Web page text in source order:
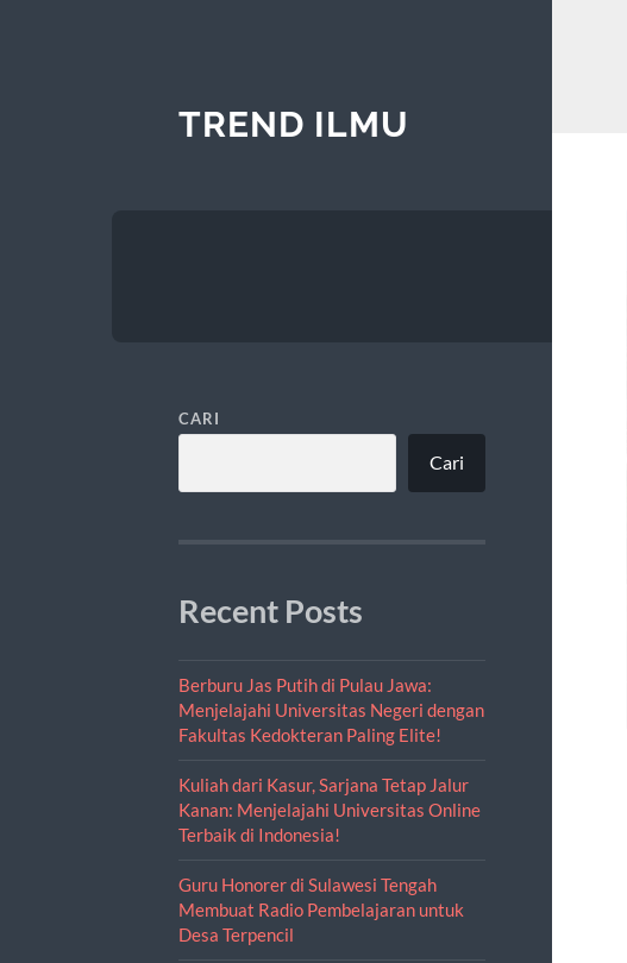
TREND ILMU
CARI
Cari
Recent Posts
Berburu Jas Putih di Pulau Jawa:
Menjelajahi Universitas Negeri dengan
Fakultas Kedokteran Paling Elite!
Kuliah dari Kasur, Sarjana Tetap Jalur
Kanan: Menjelajahi Universitas Online
Terbaik di Indonesia!
Guru Honorer di Sulawesi Tengah
Membuat Radio Pembelajaran untuk
Desa Terpencil